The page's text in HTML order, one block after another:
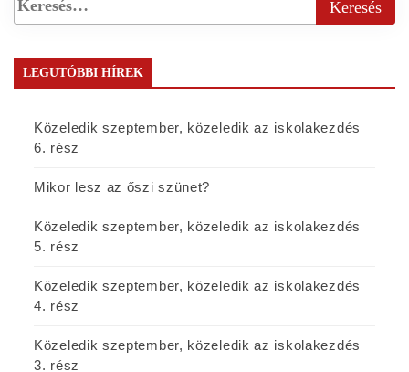
LEGUTÓBBI HÍREK
Közeledik szeptember, közeledik az iskolakezdés
6. rész
Mikor lesz az őszi szünet?
Közeledik szeptember, közeledik az iskolakezdés
5. rész
Közeledik szeptember, közeledik az iskolakezdés
4. rész
Közeledik szeptember, közeledik az iskolakezdés
3. rész